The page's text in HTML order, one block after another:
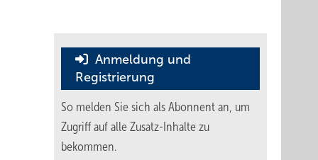
Anmeldung und
Registrierung
So melden Sie sich als Abonnent an, um
Zugriff auf alle Zusatz-Inhalte zu
bekommen.